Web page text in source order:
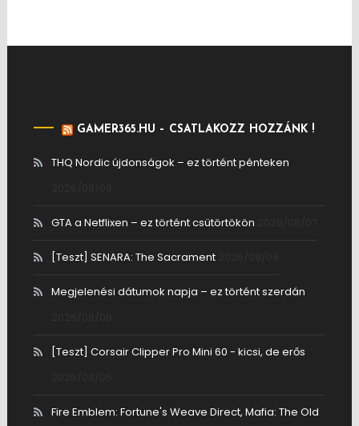
GAMER365.HU – CSATLAKOZZ HOZZÁNK !
THQ Nordic újdonságok – ez történt pénteken
GTA a Netflixen – ez történt csütörtökön
[Teszt] SENARA: The Sacrament
Megjelenési dátumok napja – ez történt szerdán
[Teszt] Corsair Clipper Pro Mini 60 - kicsi, de erős
Fire Emblem: Fortune's Weave Direct, Mafia: The Old